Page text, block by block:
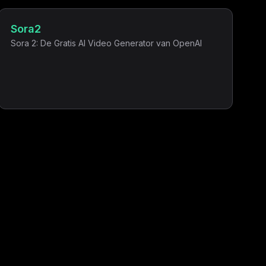
Sora2
Sora 2: De Gratis AI Video Generator van OpenAI